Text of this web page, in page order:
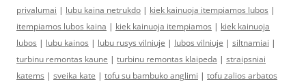
privalumai | lubu kaina netrukdo | kiek kainuoja itempiamos lubos |
itempiamos lubos kaina | kiek kainuoja itempiamos | kiek kainuoja
lubos | lubu kainos | lubu rusys vilniuje | lubos vilniuje | siltnamiai |
turbinu remontas kaune | turbinu remontas klaipeda | straipsniai
katems | sveika kate | tofu su bambuko anglimi | tofu zalios arbatos